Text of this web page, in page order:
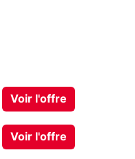
Voir l'offre
Voir l'offre